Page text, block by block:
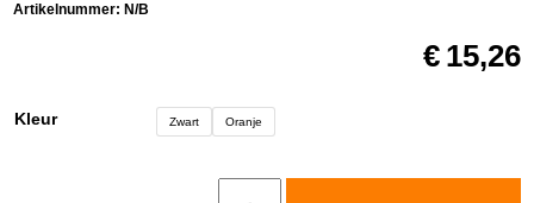
Artikelnummer: N/B
€ 15,26
Kleur Zwart Oranje